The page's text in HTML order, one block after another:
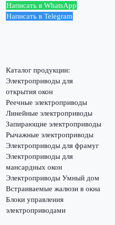
Написать в WhatsApp
Написать в Telegram
Каталог продукции:
Электроприводы для
открытия окон
Реечные электроприводы
Линейные электроприводы
Запирающие электроприводы
Рычажные электроприводы
Электроприводы для фрамуг
Электроприводы для
мансардных окон
Электроприводы Умный дом
Встраиваемые жалюзи в окна
Блоки управления
электроприводами